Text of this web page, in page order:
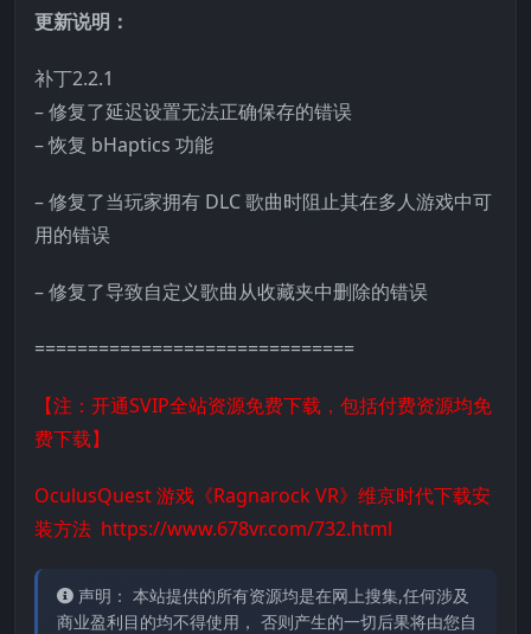
更新说明：
补丁2.2.1
– 修复了延迟设置无法正确保存的错误
– 恢复 bHaptics 功能
– 修复了当玩家拥有 DLC 歌曲时阻止其在多人游戏中可
用的错误
– 修复了导致自定义歌曲从收藏夹中删除的错误
==============================
【注：开通SVIP全站资源免费下载，包括付费资源均免
费下载】
OculusQuest 游戏《Ragnarock VR》维京时代下载安
装方法 https://www.678vr.com/732.html
声明： 本站提供的所有资源均是在网上搜集,任何涉及
商业盈利目的均不得使用， 否则产生的一切后果将由您自